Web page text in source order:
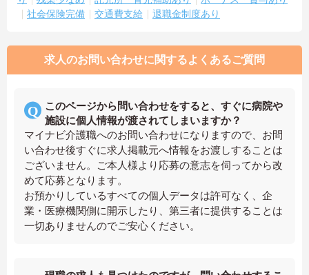
社会保険完備
交通費支給 退職金制度あり
求人のお問い合わせに関するよくあるご質問
このページから問い合わせをすると、すぐに病院や
施設に個人情報が渡されてしまいますか？
マイナビ介護職へのお問い合わせになりますので、お問
い合わせ後すぐに求人掲載元へ情報をお渡しすることは
ございません。ご本人様より応募の意志を伺ってから改
めて応募となります。
お預かりしているすべての個人データは許可なく、企
業・医療機関側に開示したり、第三者に提供することは
一切ありませんのでご安心ください。